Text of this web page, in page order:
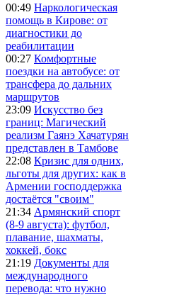
00:49 Наркологическая
помощь в Кирове: от
диагностики до
реабилитации
00:27 Комфортные
поездки на автобусе: от
трансфера до дальних
маршрутов
23:09 Искусство без
границ: Магический
реализм Гаянэ Хачатурян
представлен в Тамбове
22:08 Кризис для одних,
льготы для других: как в
Армении господдержка
достаётся "своим"
21:34 Армянский спорт
(8-9 августа): футбол,
плавание, шахматы,
хоккей, бокс
21:19 Документы для
международного
перевода: что нужно